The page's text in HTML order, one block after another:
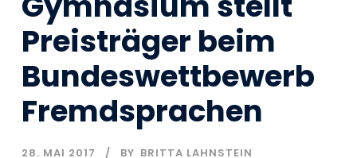
Preisträger beim
Bundeswettbewerb
Fremdsprachen
28. MAI 2017 BY BRITTA LAHNSTEIN